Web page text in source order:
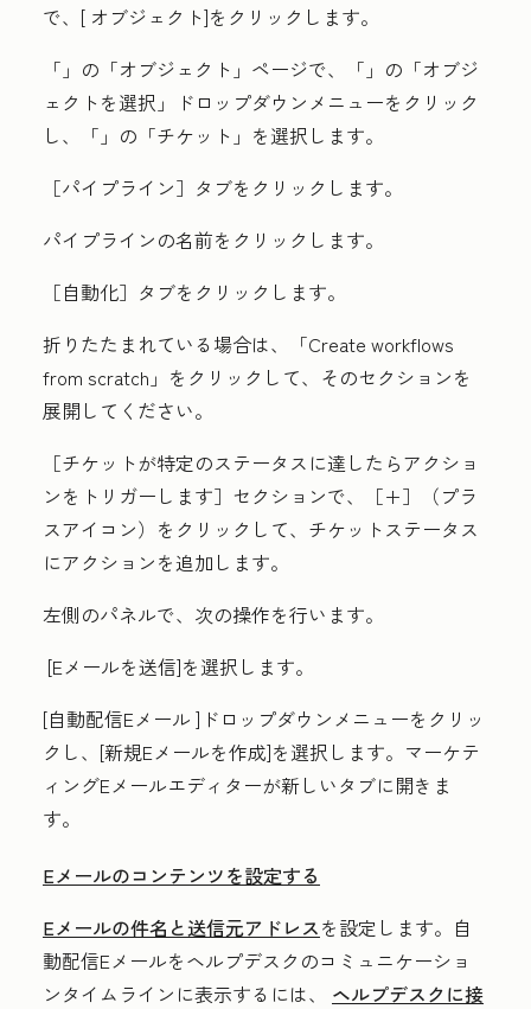
で、[ オブジェクト]をクリックします。
「 」の「オブジェクト」 ページで、「 」の「オブジ
ェクトを選択」
ドロップダウンメニューをクリック
し、「 」の「チケット」 を選択します。
［パイプライン］ タブをクリックします。
パイプラインの名前をクリックします。
［自動化］ タブをクリックします。
折りたたまれている場合は、「Create workflows
from scratch 」をクリックして、そのセクションを
展開してください。
［チケットが特定のステータスに達したらアクショ
ンをトリガーします］ セクションで、［+］ （プラ
スアイコン）をクリックして、チケットステータス
にアクションを追加します。
左側のパネルで、次の操作を行います。
[Eメールを送信]を選択します。
[自動配信Eメール ]ドロップダウンメニューをクリッ
クし、[新規Eメールを作成]を選択します。マーケテ
ィングEメールエディターが新しいタブに開きま
す。
Eメールのコンテンツを設定する
Eメールの件名と送信元アドレスを設定します。自
動配信Eメールをヘルプデスクのコミュニケーショ
ンタイムラインに表示するには、 ヘルプデスクに接